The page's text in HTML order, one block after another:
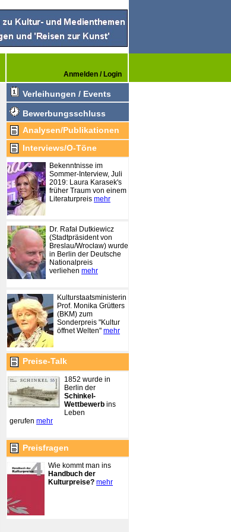
Anmelden / Login
Verleihungen / Events
Bewerbungsschluss
Analysen/Publikationen
Interviews/O-Töne
Bekenntnisse im
Sommer-Interview, Juli
2019: Laura Karasek's
früher Traum von einem
Literaturpreis mehr
Dr. Rafał Dutkiewicz
(Stadtpräsident von
Breslau/Wrocław) wurde
in Berlin der Deutsche
Nationalpreis
verliehen mehr
Kulturstaatsministerin
Prof. Monika Grütters
(BKM) zum
Sonderpreis "Kultur
öffnet Welten" mehr
Preise-Talk
1852 wurde in
Berlin der
Schinkel-
Wettbewerb ins
Leben
gerufen mehr
Preisfragen
Wie kommt man ins
Handbuch der
Kulturpreise? mehr